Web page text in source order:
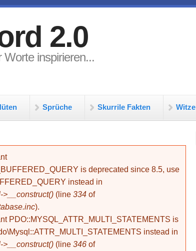
2.0
inspirieren...
Sprüche Skurrile Fakten Witze
is deprecated since 8.5, use
instead in
(line 334 of
).
PDO::MYSQL_ATTR_MULTI_STATEMENTS is
instead in
(line 346 of